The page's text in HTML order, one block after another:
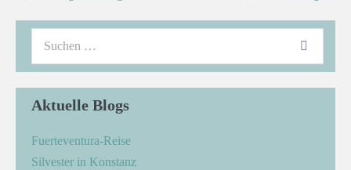
Aktuelle Blogs
Fuerteventura-Reise
Silvester in Konstanz